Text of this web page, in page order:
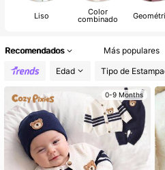
Liso Color
combinado
Recomendados Más populares
Edad
Tipo de
0-9 Months